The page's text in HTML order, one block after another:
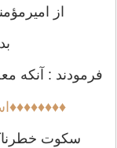
از
فرمودند : آنکه
سکوت